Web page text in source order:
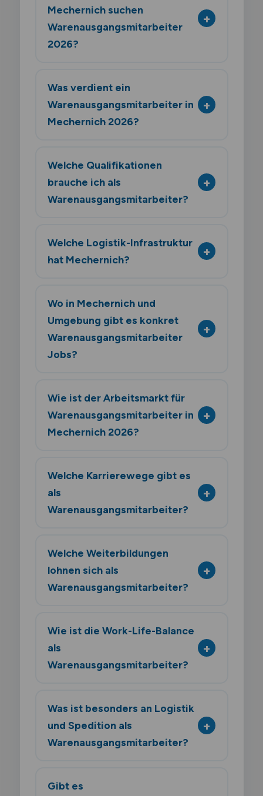
Mechernich suchen
Warenausgangsmitarbeiter
2026?
Was verdient ein
Warenausgangsmitarbeiter in
Mechernich 2026?
Welche Qualifikationen
brauche ich als
Warenausgangsmitarbeiter?
Welche Logistik-Infrastruktur
hat Mechernich?
Wo in Mechernich und
Umgebung gibt es konkret
Warenausgangsmitarbeiter
Jobs?
Wie ist der Arbeitsmarkt für
Warenausgangsmitarbeiter in
Mechernich 2026?
Welche Karrierewege gibt es
als
Warenausgangsmitarbeiter?
Welche Weiterbildungen
lohnen sich als
Warenausgangsmitarbeiter?
Wie ist die Work-Life-Balance
als
Warenausgangsmitarbeiter?
Was ist besonders an Logistik
und Spedition als
Warenausgangsmitarbeiter?
Gibt es